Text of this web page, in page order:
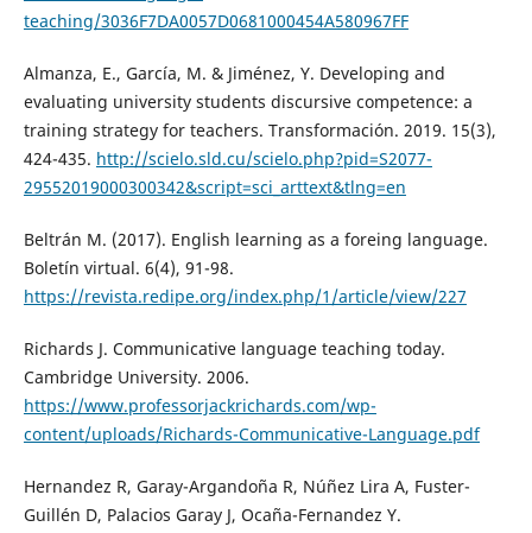
teaching/3036F7DA0057D0681000454A580967FF
Almanza, E., García, M. & Jiménez, Y. Developing and
evaluating university students discursive competence: a
training strategy for teachers. Transformación. 2019. 15(3),
424-435. http://scielo.sld.cu/scielo.php?pid=S2077-
29552019000300342&script=sci_arttext&tlng=en
Beltrán M. (2017). English learning as a foreing language.
Boletín virtual. 6(4), 91-98.
https://revista.redipe.org/index.php/1/article/view/227
Richards J. Communicative language teaching today.
Cambridge University. 2006.
https://www.professorjackrichards.com/wp-
content/uploads/Richards-Communicative-Language.pdf
Hernandez R, Garay-Argandoña R, Núñez Lira A, Fuster-
Guillén D, Palacios Garay J, Ocaña-Fernandez Y.